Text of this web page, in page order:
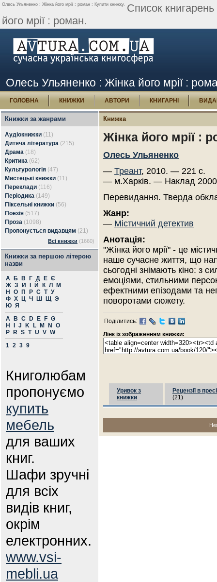
Олесь Ульяненко : Жінка його мрії : роман : Купити книжку. Список
його мрії : роман.
Олесь Ульяненко : Жінка його мрії :
ГОЛОВНА КНИЖКИ АВТОРИ КНИГАРНІ
Книжки за жанрами
Аудіокнижки (11)
Дитяча література (215)
Драма (18)
Критика (62)
Культурологія (47)
Мистецькі книжки (11)
Переклади (116)
Періодика (149)
Піксельні книжки (56)
Поезія (517)
Проза (1098)
Пропонується видавцям (21)
Всі книжки (1660)
Книжки за першою літерою
назви
А Б В Г Д Е Є
Ж З И Й К Л
М
Н
О П Р С Т У
Ф Х Ц Ч Ш Щ Э
Ю Я
A
B C D E F G
H
J K L M N
O
P
R S T U V W
1 2 3 9
Книголюбам
пропонуємо
купить
мебель
для ваших
книг.
Шафи зручні
для всіх
видів книг,
окрім
електронних.
www.vsi-
mebli.ua
Книжка
Жінка його мрії :
Олесь Ульяненко
— Треант, 2010. — 221 с.
— м.Харків. — Наклад
Перевидання. Тверда
Жанр:
— Містичний детектив
Анотація:
"Жінка його мрії" - це
наше сучасне життя, що
сьогодні знімають кіно: з
емоціями, стильними
ефектними епізодами та
поворотами сюжету.
Поділитись:
Лінк із зображенням книжки:
Уривок з
книжки
Рецензії в пресі
(21)